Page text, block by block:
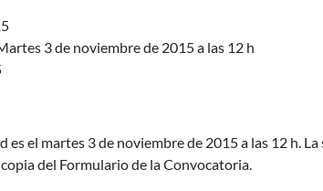
3 de noviembre de 2015 a las 12 h
es el martes 3 de noviembre de 2015 a las 12 h.
del Formulario de la Convocatoria.